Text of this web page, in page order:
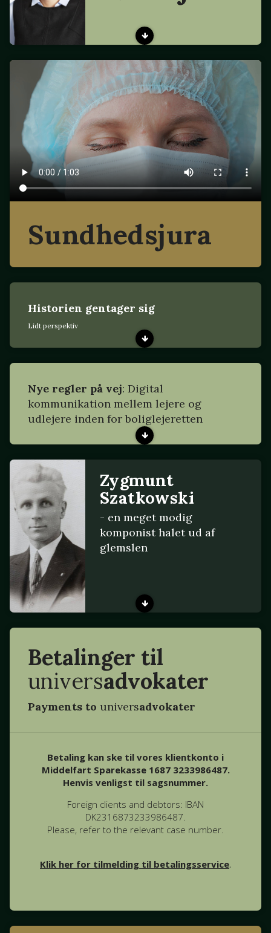
Sundhedsjura
Historien gentager sig
Lidt perspektiv
Nye regler på vej: Digital
kommunikation mellem lejere og
udlejere inden for boliglejeretten
Zygmunt
Szatkowski
- en meget modig
komponist halet ud af
glemslen
Betalinger til
universadvokater
Payments to universadvokater
Betaling kan ske til vores klientkonto i
Middelfart Sparekasse 1687 3233986487.
Henvis venligst til sagsnummer.
Foreign clients and debtors: IBAN
DK2316873233986487.
Please, refer to the relevant case number.
Klik her for tilmelding til betalingsservice.